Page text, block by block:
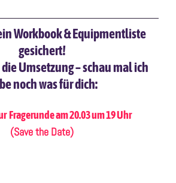
Workbook & Equipmentliste
gesichert!
Umsetzung – schau mal ich
noch was für dich:
Fragerunde am 20.03 um 19 Uhr
(Save the Date)